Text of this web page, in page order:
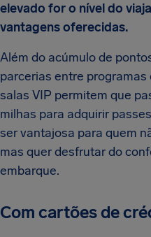
elevado for o nível do
vantagens oferecidas.
Além do acúmulo de
parcerias entre
salas VIP permitem que
milhas para adquirir
ser vantajosa para quem
mas quer desfrutar do
embarque.
Com cartões de